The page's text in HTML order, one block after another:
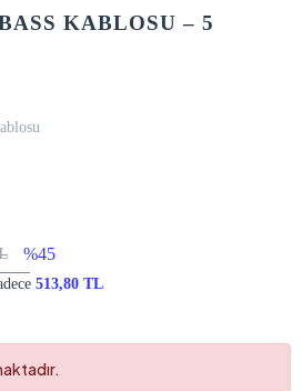
KABLOSU – 5
%45
513,80 TL